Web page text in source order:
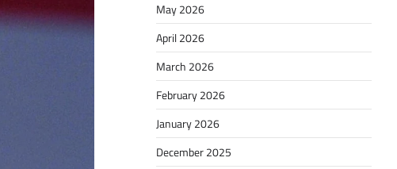
May 2026
April 2026
March 2026
February 2026
January 2026
December 2025